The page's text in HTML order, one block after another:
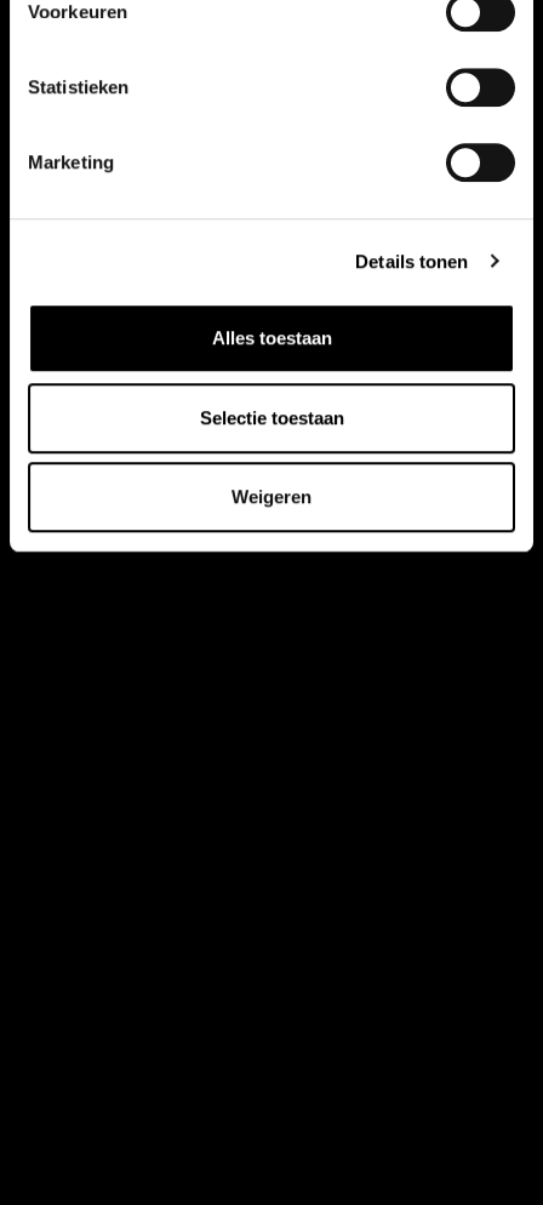
Voorkeuren
Statistieken
Marketing
Details tonen
Alles toestaan
Selectie toestaan
Weigeren